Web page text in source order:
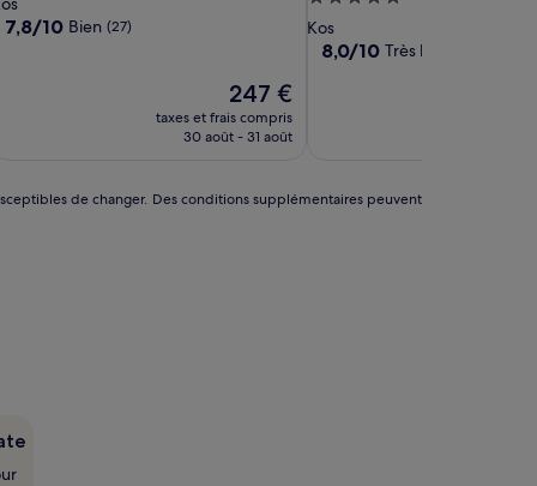
Adult
Adult
Only
7.8
7,8/10 Bien (27)
Le
nouveau
prix
247 €
247 €
taxes et frais compris
30 août - 31 août
Lifestyle
Hotel
5.0 étoiles
Kos
8.0
8,0/10 Très bien
de changer. Des conditions supplémentaires peuvent